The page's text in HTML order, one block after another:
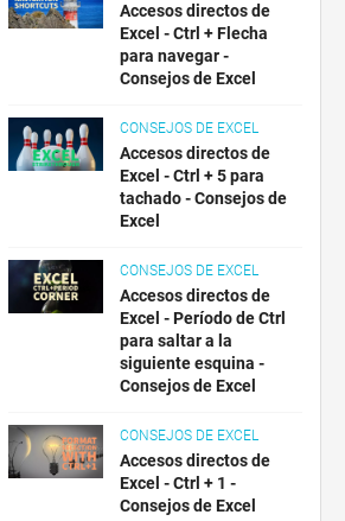
Accesos directos de
Excel - Ctrl + Flecha
para navegar -
Consejos de Excel
CONSEJOS DE EXCEL
Accesos directos de
Excel - Ctrl + 5 para
tachado - Consejos de
Excel
CONSEJOS DE EXCEL
Accesos directos de
Excel - Período de Ctrl
para saltar a la
siguiente esquina -
Consejos de Excel
CONSEJOS DE EXCEL
Accesos directos de
Excel - Ctrl + 1 -
Consejos de Excel